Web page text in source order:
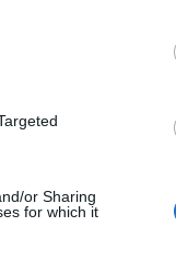
or Sharing
for which it